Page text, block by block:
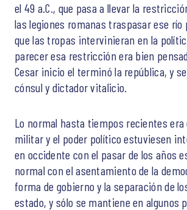
el 49 a.C., que pasa a llevar la
las legiones romanas traspasar ese río
que las tropas intervinieran en la
parecer esa restricción era bien
Cesar inicio el terminó la república, y
cónsul y dictador vitalicio.
Lo normal hasta tiempos recientes era
militar y el poder político estuviesen
en occidente con el pasar de los años
normal con el asentamiento de la
forma de gobierno y la separación de
estado, y sólo se mantiene en algunos